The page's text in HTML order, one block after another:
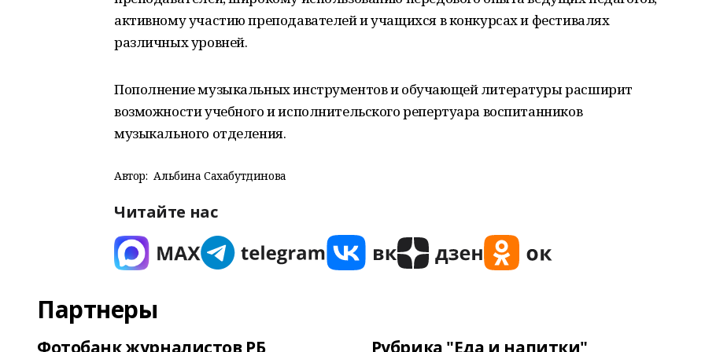
активному участию преподавателей и учащихся в конкурсах и фестивалях
различных уровней.
Пополнение музыкальных инструментов и обучающей литературы расширит
возможности учебного и исполнительского репертуара воспитанников
музыкального отделения.
Автор: Альбина Сахабутдинова
Читайте нас
Партнеры
Фотобанк журналистов РБ Рубрика "Еда и напитки"